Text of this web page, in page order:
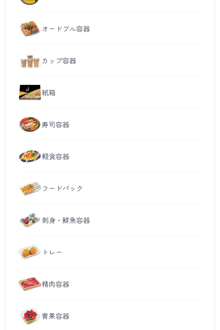
オードブル容器
カップ容器
紙箱
寿司容器
軽食容器
フードパック
刺身・鮮魚容器
トレー
精肉容器
青果容器